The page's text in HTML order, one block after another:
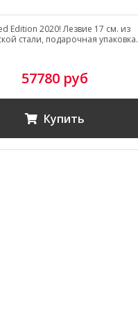
Edition 2020! Лезвие 17 см. из
стали, подарочная упаковка.
57780 руб
Купить